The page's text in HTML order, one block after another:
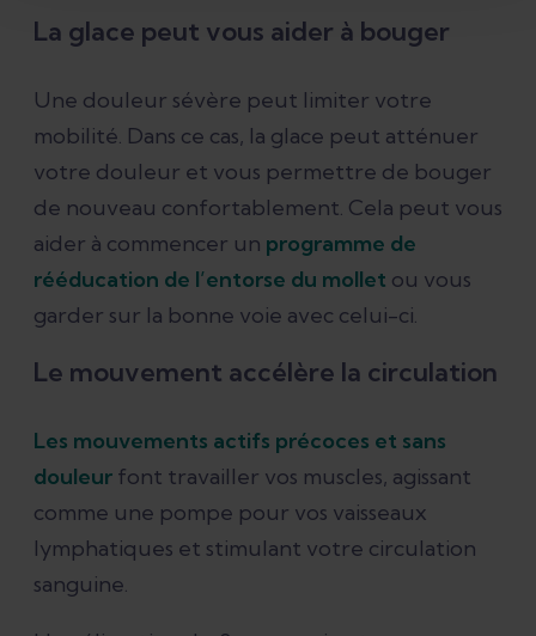
La glace peut vous aider à bouger
Une douleur sévère peut limiter votre
mobilité. Dans ce cas, la glace peut atténuer
votre douleur et vous permettre de bouger
de nouveau confortablement. Cela peut vous
aider à commencer un programme de
rééducation de l’entorse du mollet ou vous
garder sur la bonne voie avec celui-ci.
Le mouvement accélère la circulation
Les mouvements actifs précoces et sans
douleur font travailler vos muscles, agissant
comme une pompe pour vos vaisseaux
lymphatiques et stimulant votre circulation
sanguine.